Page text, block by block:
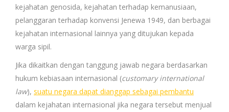
kejahatan genosida, kejahatan terhadap kemanusiaan,
pelanggaran terhadap konvensi Jenewa 1949, dan berbagai
kejahatan internasional lainnya yang ditujukan kepada
warga sipil.
Jika dikaitkan dengan tanggung jawab negara berdasarkan
hukum kebiasaan internasional (customary international
law), suatu negara dapat dianggap sebagai pembantu
dalam kejahatan internasional jika negara tersebut menjual